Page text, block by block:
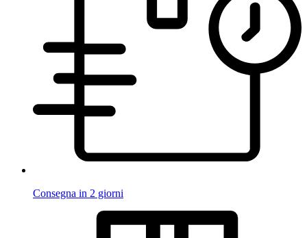
Consegna in 2 giorni